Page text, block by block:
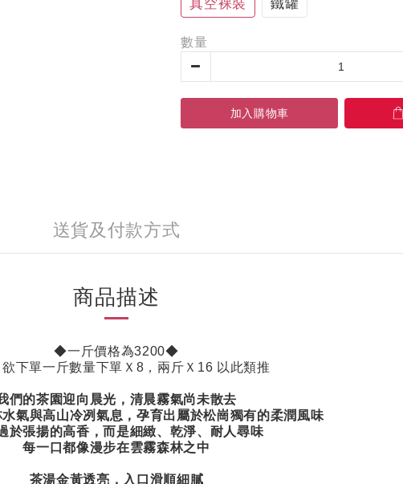
真空裸裝 鐵罐
數量
加入購物車
送貨及付款方式
商品描述
◆一斤價格為3200◆
下單一斤數量下單Ｘ8，兩斤Ｘ16 以此類推
們的茶園迎向晨光，清晨霧氣尚未散去
氣與高山冷冽氣息，孕育出屬於松崗獨有的柔潤風味
於張揚的高香，而是細緻、乾淨、耐人尋味
每一口都像漫步在雲霧森林之中
茶湯金黃透亮，入口滑順細膩